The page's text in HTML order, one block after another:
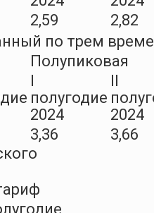
2,59
2,82
по трем
Полупиковая
полугодие
2024
2024
3,36
3,66